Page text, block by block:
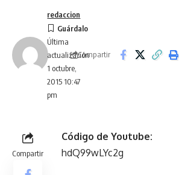
Última
actualización
1 octubre,
2015 10:47
pm
redaccion
Compartir
Compartir
Código de Youtube:
hdQ99wLYc2g